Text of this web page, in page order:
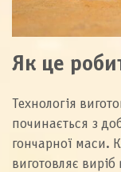
Як це
Технологія
починається з
гончарної маси.
виготовляє